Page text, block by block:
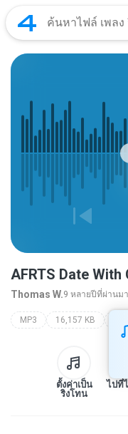
AFRTS Date
Thomas W.9 หลายปีที่ผ่านมา
MP3 16,157 KB
ตั้งค่าเป็น
ริงโทน
ไปที่